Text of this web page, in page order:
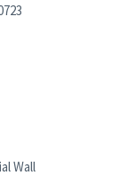
Wall